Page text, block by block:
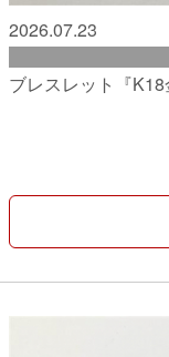
2026.07.23
ブレスレット『